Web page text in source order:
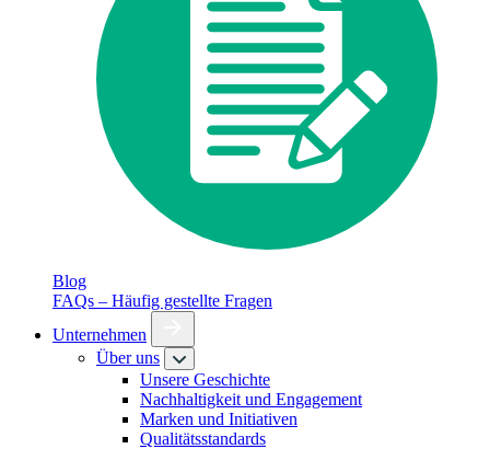
Blog
FAQs – Häufig gestellte Fragen
Unternehmen
Über uns
Unsere Geschichte
Nachhaltigkeit und Engagement
Marken und Initiativen
Qualitätsstandards